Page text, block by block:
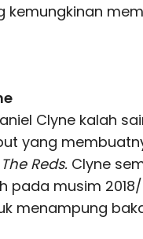
kemungkinan
Clyne kalah
yang
The Reds. Clyne
pada musim
menampung